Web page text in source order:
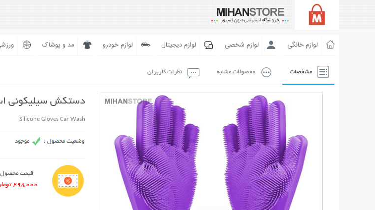
لوازم خانگی لوازم شخصی لوازم دیجیتال لوازم خودرو مد و پوشاک
مشخصات محصولات مشابه نظرات کاربران
دستکش سیلیکونی
Silicone Gloves Car Wash
قیمت محصول
298,000 تومان